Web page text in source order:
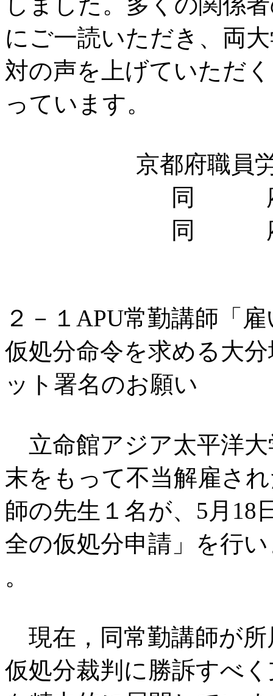
にご一読いただき、両
対の声を上げていただ
っています。
京都府職員労働
同 府立医
同 府立大
２－１APU常勤講師「
仮処分命令を求める大
ット署名のお願い
立命館アジア太平洋大
末をもって不当解雇さ
師の先生１名が、5月18
全の仮処分申請」を行
。
現在，同常勤講師が所
仮処分裁判に勝訴すべ